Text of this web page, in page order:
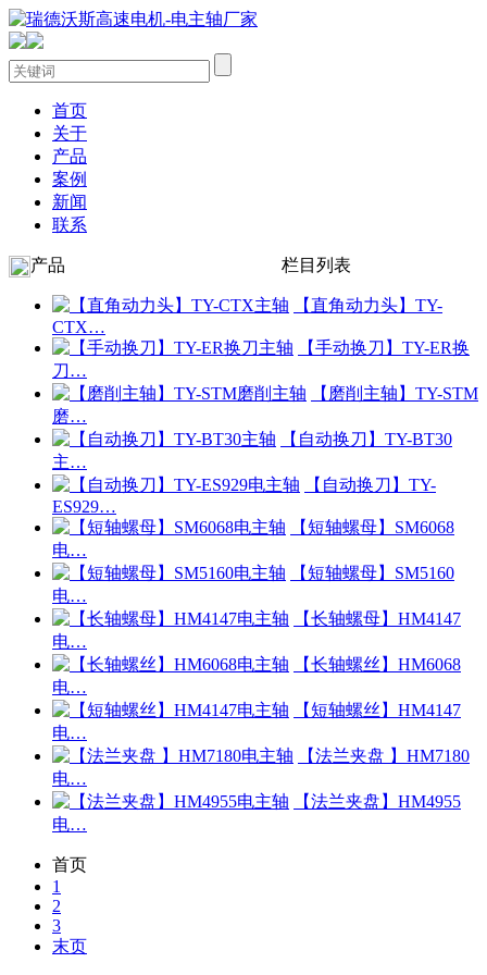
首页
关于
产品
案例
新闻
联系
产品 栏目列表
【直角动力头】TY-
CTX…
【手动换刀】TY-ER换
刀…
【磨削主轴】TY-STM
磨…
【自动换刀】TY-BT30
主…
【自动换刀】TY-
ES929…
【短轴螺母】SM6068
电…
【短轴螺母】SM5160
电…
【长轴螺母】HM4147
电…
【长轴螺丝】HM6068
电…
【短轴螺丝】HM4147
电…
【法兰夹盘 】HM7180
电…
【法兰夹盘】HM4955
电…
首页
1
2
3
末页